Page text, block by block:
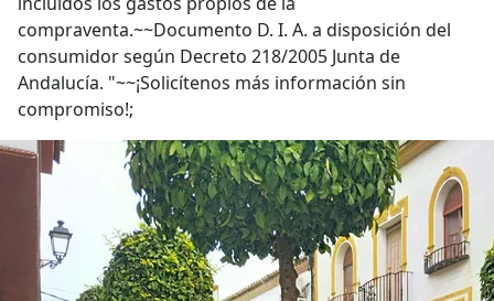
compraventa.~~Documento D. I. A. a disposición del
consumidor según Decreto 218/2005 Junta de
Andalucía. "~~¡Solicítenos más información sin
compromiso!;